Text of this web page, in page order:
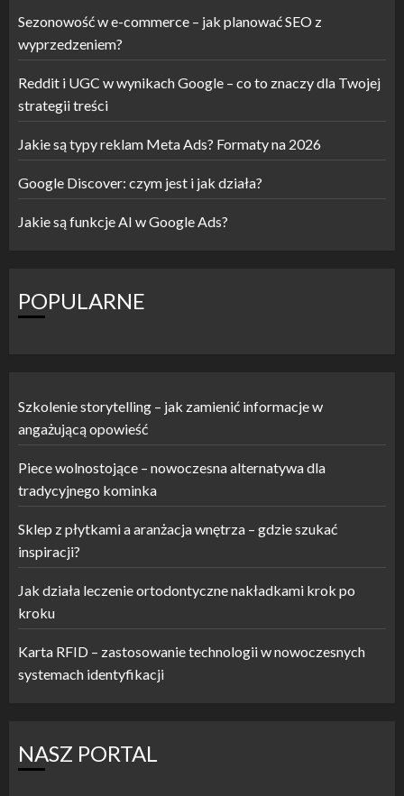
Sezonowość w e-commerce – jak planować SEO z
wyprzedzeniem?
Reddit i UGC w wynikach Google – co to znaczy dla Twojej
strategii treści
Jakie są typy reklam Meta Ads? Formaty na 2026
Google Discover: czym jest i jak działa?
Jakie są funkcje AI w Google Ads?
POPULARNE
Szkolenie storytelling – jak zamienić informacje w
angażującą opowieść
Piece wolnostojące – nowoczesna alternatywa dla
tradycyjnego kominka
Sklep z płytkami a aranżacja wnętrza – gdzie szukać
inspiracji?
Jak działa leczenie ortodontyczne nakładkami krok po
kroku
Karta RFID – zastosowanie technologii w nowoczesnych
systemach identyfikacji
NASZ PORTAL